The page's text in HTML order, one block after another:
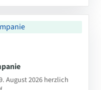
August 2026 herzlich